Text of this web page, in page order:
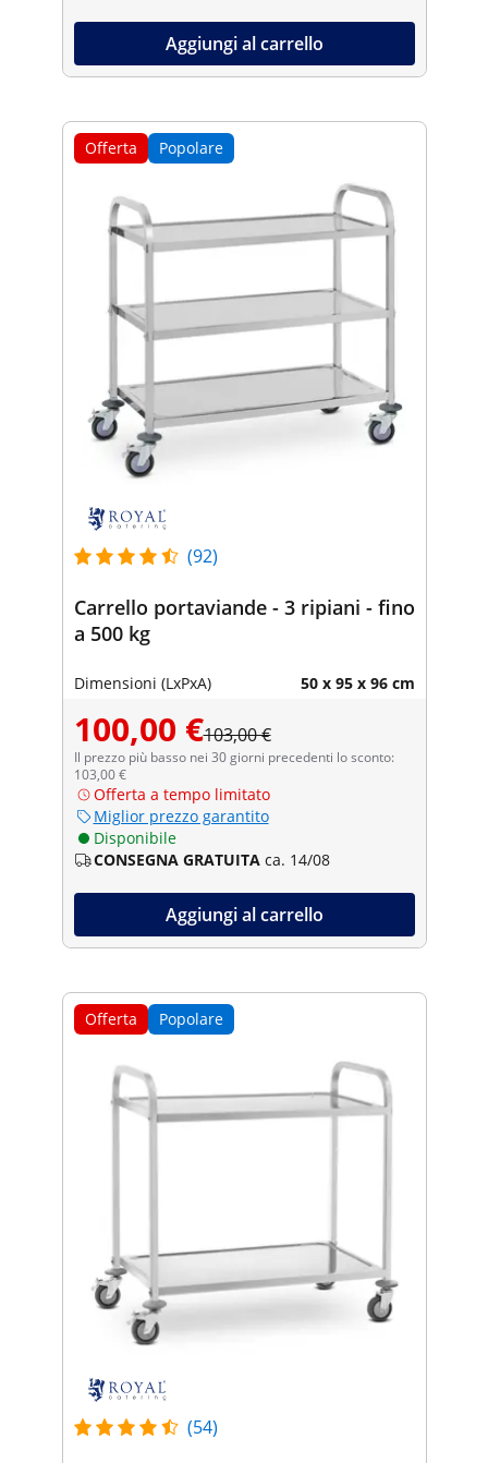
Aggiungi al carrello
Offerta Popolare
(92)
Carrello portaviande - 3 ripiani - fino
a 500 kg
Dimensioni (LxPxA) 50 x 95 x 96 cm
100,00 €103,00 €
Il prezzo più basso nei 30 giorni precedenti lo sconto:
103,00 €
Offerta a tempo limitato
Miglior prezzo garantito
Disponibile
CONSEGNA GRATUITA ca. 14/08
Aggiungi al carrello
Offerta Popolare
(54)